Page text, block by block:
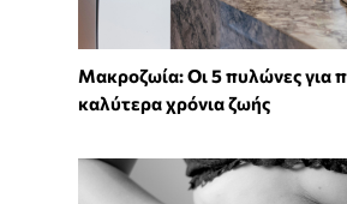
Mακροζωία: Οι 5 πυλώνες για
καλύτερα χρόνια ζωής